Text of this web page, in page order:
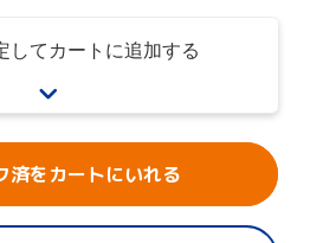
してカートに追加する
済をカートにいれる